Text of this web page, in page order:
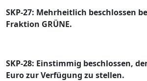
SKP-27: Mehrheitlich beschlossen
Fraktion GRÜNE.
SKP-28: Einstimmig beschlossen,
Euro zur Verfügung zu stellen.